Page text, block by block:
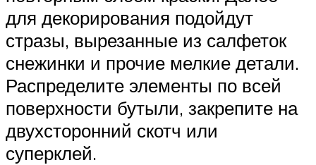
для декорирования подойдут
стразы, вырезанные из салфеток
снежинки и прочие мелкие детали.
Распределите элементы по всей
поверхности бутыли, закрепите на
двухсторонний скотч или
суперклей.